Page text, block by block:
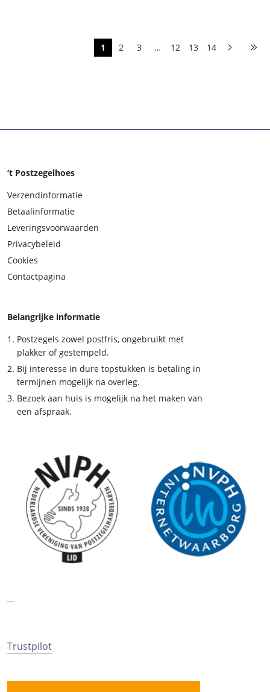
1 2 3 … 12 13 14
‘t Postzegelhoes
Verzendinformatie
Betaalinformatie
Leveringsvoorwaarden
Privacybeleid
Cookies
Contactpagina
Belangrijke informatie
Postzegels zowel postfris, ongebruikt met
plakker of gestempeld.
Bij interesse in dure topstukken is betaling in
termijnen mogelijk na overleg.
Bezoek aan huis is mogelijk na het maken van
een afspraak.
Trustpilot